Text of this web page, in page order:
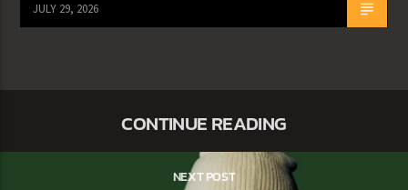
JULY 29, 2026
CONTINUE READING
NEXT POST